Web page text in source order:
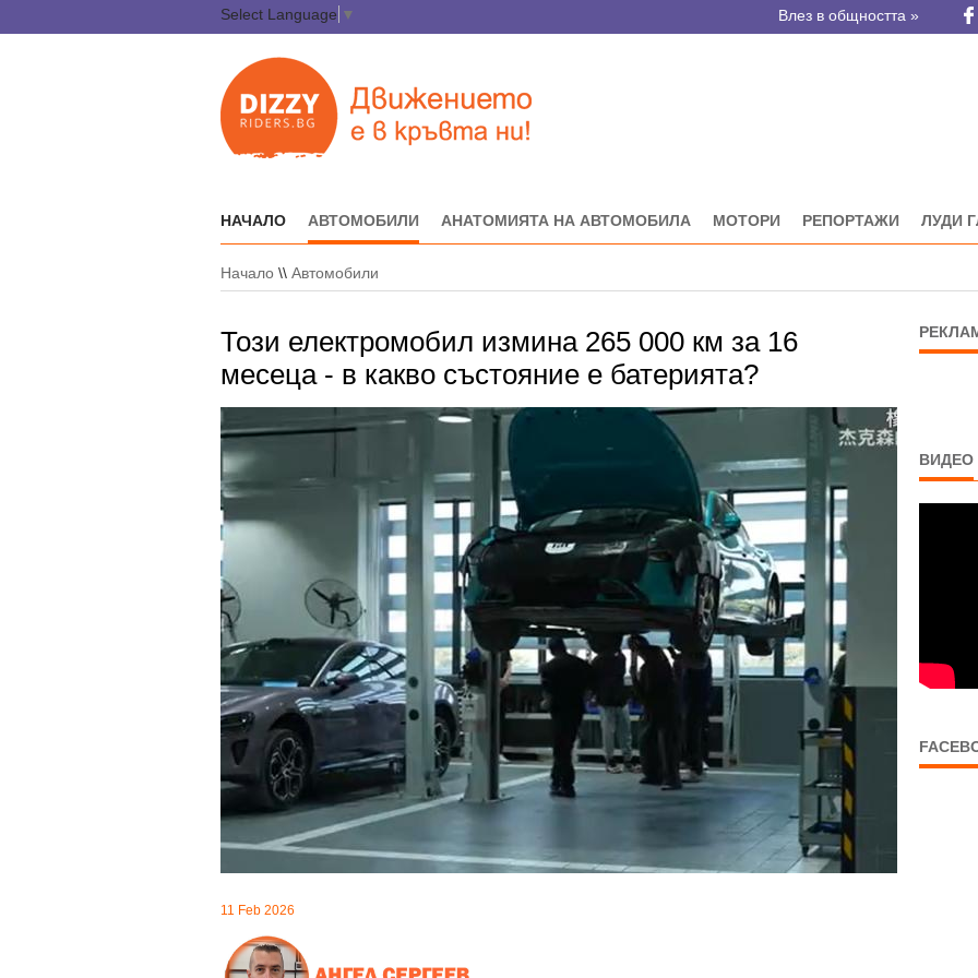
Select Language ▼ Влез в общността »
НАЧАЛО АВТОМОБИЛИ АНАТОМИЯТА НА АВТОМОБИЛА МОТОРИ РЕПОРТАЖИ ЛУДИ
Начало \\ Автомобили
Този електромобил измина 265 000 км за 16
месеца - в какво състояние е батерията?
11 Feb 2026
ВИДЕО